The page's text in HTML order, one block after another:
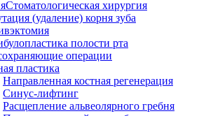
Стоматологическая хирургия
(удаление) корня зуба
полости рта
операции
пластика
Направленная костная регенерация
Синус-лифтинг
Расщепление альвеолярного гребня